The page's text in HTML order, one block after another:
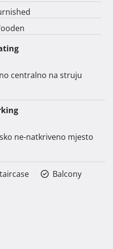
sa ležaljkama.
i svakodnevnice i
netaknutoj prirodi
kuća za Vas.
centralno na struju
ne-natkriveno mjesto
Balcony